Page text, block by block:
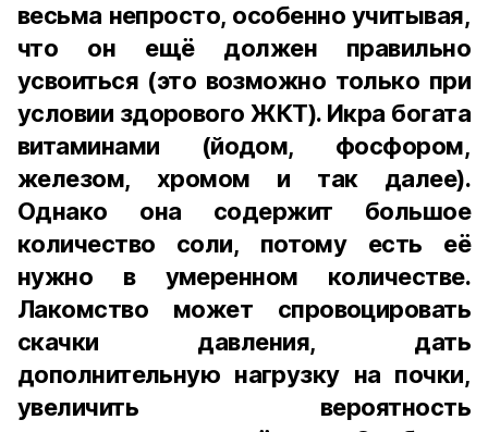
весьма непросто, особенно учитывая,
что он ещё должен правильно
усвоиться (это возможно только при
условии здорового ЖКТ). Икра богата
витаминами (йодом, фосфором,
железом, хромом и так далее).
Однако она содержит большое
количество соли, потому есть её
нужно в умеренном количестве.
Лакомство может спровоцировать
скачки давления, дать
дополнительную нагрузку на почки,
увеличить вероятность